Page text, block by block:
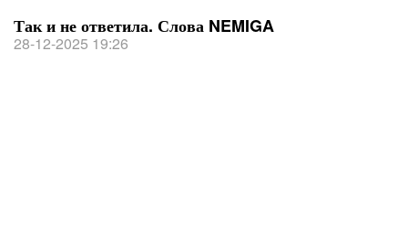
Так и не ответила. Слова NEMIGA
28-12-2025 19:26